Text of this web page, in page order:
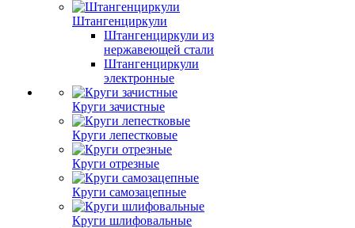
Штангенциркули
Штангенциркули из
нержавеющей стали
Штангенциркули
электронные
Круги зачистные
Круги лепестковые
Круги отрезные
Круги самозацепные
Круги шлифовальные